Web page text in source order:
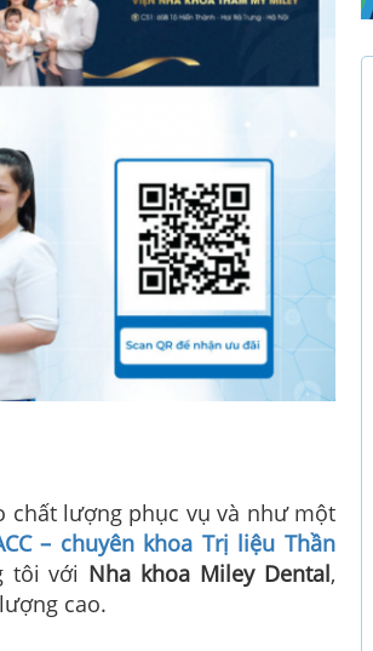
chất lượng phục vụ và như một
– chuyên khoa Trị liệu Thần
tôi với Nha khoa Miley Dental,
cao.